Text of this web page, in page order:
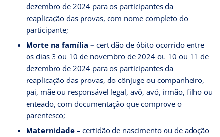
dezembro de 2024 para os participantes da
reaplicação das provas, com nome completo do
participante;
Morte na família – certidão de óbito ocorrido entre
os dias 3 ou 10 de novembro de 2024 ou 10 ou 11 de
dezembro de 2024 para os participantes da
reaplicação das provas, do cônjuge ou companheiro,
pai, mãe ou responsável legal, avô, avó, irmão, filho ou
enteado, com documentação que comprove o
parentesco;
Maternidade – certidão de nascimento ou de adoção